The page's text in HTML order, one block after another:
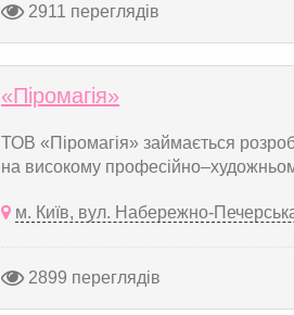
2911 переглядів
«Піромагія»
ТОВ «Піромагія» займається
на високому
м. Київ, вул. Набережно-
2899 переглядів